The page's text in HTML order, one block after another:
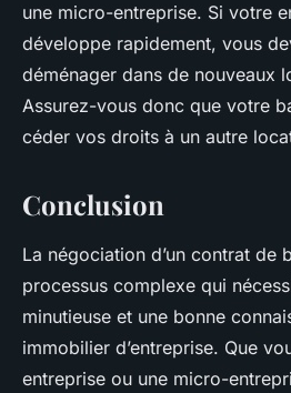
une micro-entreprise. Si votre
développe rapidement, vous
déménager dans de nouveaux
Assurez-vous donc que votre
céder vos droits à un autre
Conclusion
La négociation d’un contrat de
processus complexe qui
minutieuse et une bonne
immobilier d’entreprise. Que
entreprise ou une micro-